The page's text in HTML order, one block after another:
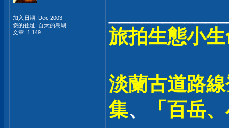
加入日期: Dec 2003
您的住址: 自大的島嶼
文章: 1,149
旅拍生態小
淡蘭古道路
集、 「百岳